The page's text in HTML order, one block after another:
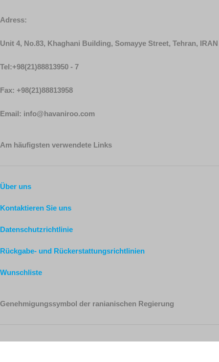
Adress:
Unit 4, No.83, Khaghani Building, Somayye Street, Tehran, IRAN
Tel:+98(21)88813950 - 7
Fax: +98(21)88813958
Email: info@havaniroo.com
Am häufigsten verwendete Links
Über uns
Kontaktieren Sie uns
Datenschutzrichtlinie
Rückgabe- und Rückerstattungsrichtlinien
Wunschliste
Genehmigungssymbol der ranianischen Regierung